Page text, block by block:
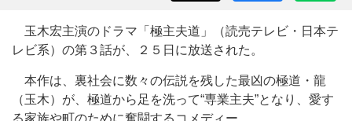
玉木宏主演のドラマ「極主夫道」（読売テレビ・日本テ
レビ系）の第３話が、２５日に放送された。
本作は、裏社会に数々の伝説を残した最凶の極道・龍
（玉木）が、極道から足を洗って“専業主夫”となり、愛す
る家族や町のために奮闘するコメディー。